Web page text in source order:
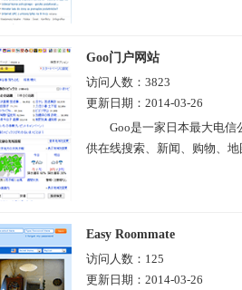
Goo门户网站
访问人数： 3823
更新日期： 2014-03-26
Goo是一家日本最大电
供在线搜索、新闻、购物、
Easy Roommate
访问人数： 125
更新日期： 2014-03-26